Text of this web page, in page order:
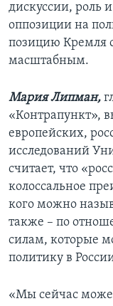
дискуссии, роль
оппозиции на
позицию Кремля
масштабным.
Мария Липман,
«Контрапункт»,
европейских,
исследований
считает, что
колоссальное
кого можно
также – по
силам, которые
политику в
«Мы сейчас